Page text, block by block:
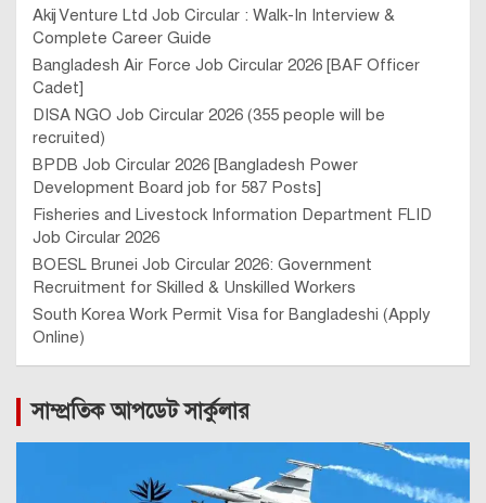
Akij Venture Ltd Job Circular : Walk-In Interview &
Complete Career Guide
Bangladesh Air Force Job Circular 2026 [BAF Officer
Cadet]
DISA NGO Job Circular 2026 (355 people will be
recruited)
BPDB Job Circular 2026 [Bangladesh Power
Development Board job for 587 Posts]
Fisheries and Livestock Information Department FLID
Job Circular 2026
BOESL Brunei Job Circular 2026: Government
Recruitment for Skilled & Unskilled Workers
South Korea Work Permit Visa for Bangladeshi (Apply
Online)
সাম্প্রতিক আপডেট সার্কুলার